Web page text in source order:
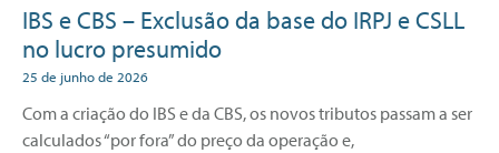
IBS e CBS – Exclusão da base do IRPJ e CSLL
no lucro presumido
25 de junho de 2026
Com a criação do IBS e da CBS, os novos tributos passam a ser
calculados “por fora” do preço da operação e,